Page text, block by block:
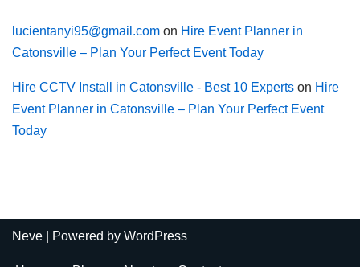
lucientanyi95@gmail.com on Hire Event Planner in
Catonsville – Plan Your Perfect Event Today
Hire CCTV Install in Catonsville - Best 10 Experts on Hire
Event Planner in Catonsville – Plan Your Perfect Event
Today
Neve | Powered by WordPress